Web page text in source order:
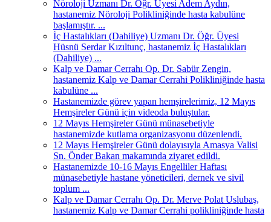
Nöroloji Uzmanı Dr. Öğr. Üyesi Adem Aydın,
hastanemiz Nöroloji Polikliniğinde hasta kabulüne
başlamıştır. ...
İç Hastalıkları (Dahiliye) Uzmanı Dr. Öğr. Üyesi
Hüsnü Serdar Kızıltunç, hastanemiz İç Hastalıkları
(Dahiliye) ...
Kalp ve Damar Cerrahı Op. Dr. Sabür Zengin,
hastanemiz Kalp ve Damar Cerrahi Polikliniğinde hasta
kabulüne ...
Hastanemizde görev yapan hemşirelerimiz, 12 Mayıs
Hemşireler Günü için videoda buluştular.
12 Mayıs Hemşireler Günü münasebetiyle
hastanemizde kutlama organizasyonu düzenlendi.
12 Mayıs Hemşireler Günü dolayısıyla Amasya Valisi
Sn. Önder Bakan makamında ziyaret edildi.
Hastanemizde 10-16 Mayıs Engelliler Haftası
münasebetiyle hastane yöneticileri, dernek ve sivil
toplum ...
Kalp ve Damar Cerrahı Op. Dr. Merve Polat Uslubaş,
hastanemiz Kalp ve Damar Cerrahi polikliniğinde hasta